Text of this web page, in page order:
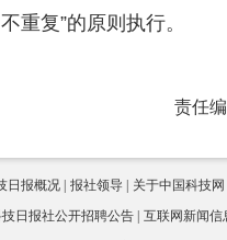
重复”的原则执行。
责任
日报概况 报社领导 关于中国科技网
日报社公开招聘公告
互联网新闻信